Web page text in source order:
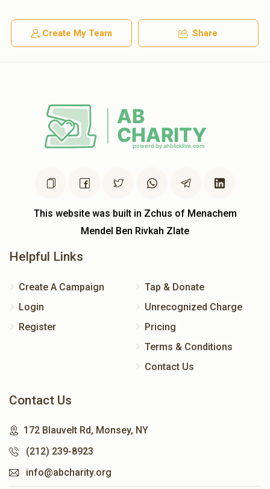
Create My Team Share
This website was built in Zchus of Menachem
Mendel Ben Rivkah Zlate
Helpful Links
Create A Campaign
Login
Register
Tap & Donate
Unrecognized Charge
Pricing
Terms & Conditions
Contact Us
Contact Us
172 Blauvelt Rd, Monsey, NY
(212) 239-8923
info@abcharity.org